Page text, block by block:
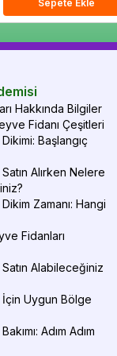
Sepete EkleSepete Ekle
Hakkında Bilgiler
Fidanı Çeşitleri
Başlangıç
Alırken Nelere
Zamanı: Hangi
Fidanları
Alabileceğiniz
İçin Uygun Bölge
Adım Adım